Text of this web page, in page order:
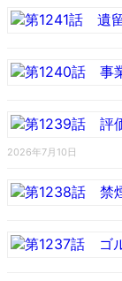
2026年7月10日